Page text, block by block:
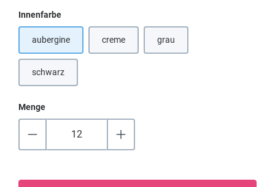
Innenfarbeauswählen
aubergine creme(Diese Option ist zurzeit nicht verfügbar.)
grau(Diese Option ist zurzeit nicht
schwarz(Diese Option ist zurzeit nicht verfügbar.)
Menge